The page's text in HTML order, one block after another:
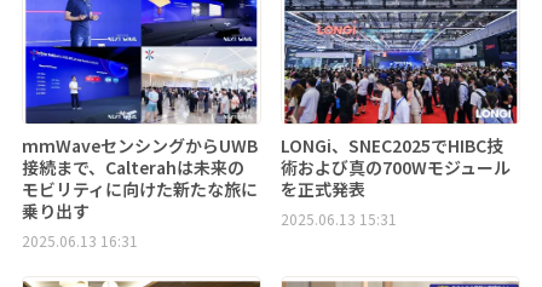
mmWaveセンシングからUWB
接続まで、Calterahは未来の
モビリティに向けた新たな旅に
乗り出す
2025.06.13 16:31
LONGi、SNEC2025でHIBC技
術および真の700Wモジュール
を正式発表
2025.06.13 15:31